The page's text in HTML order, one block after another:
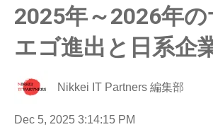
2025年～2026年の
エゴ進出と日系企
Nikkei IT Partners 編集部
Dec 5, 2025 3:14:15 PM